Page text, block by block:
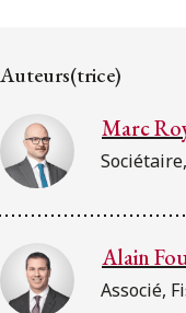
Auteurs(trice)
Marc
Alain
Associé,